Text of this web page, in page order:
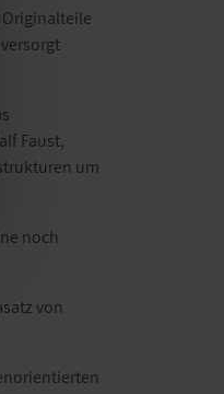
Faust,
um
noch
von